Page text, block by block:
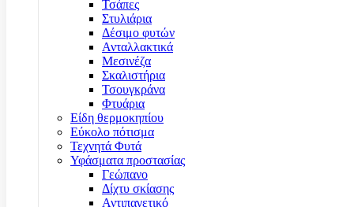
Τσάπες
Στυλιάρια
Δέσιμο φυτών
Ανταλλακτικά
Μεσινέζα
Σκαλιστήρια
Τσουγκράνα
Φτυάρια
Είδη θερμοκηπίου
Εύκολο πότισμα
Τεχνητά Φυτά
Υφάσματα προστασίας
Γεώπανο
Δίχτυ σκίασης
Αντιπαγετικό